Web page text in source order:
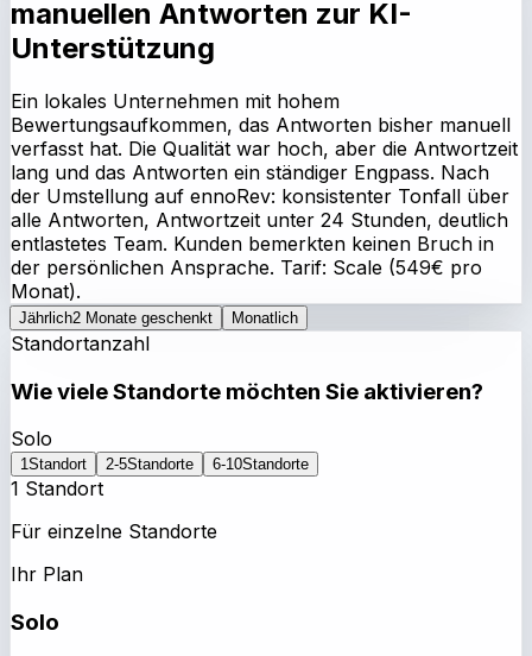
manuellen Antworten zur KI-
Unterstützung
Ein lokales Unternehmen mit hohem
Bewertungsaufkommen, das Antworten bisher manuell
verfasst hat. Die Qualität war hoch, aber die Antwortzeit
lang und das Antworten ein ständiger Engpass. Nach
der Umstellung auf ennoRev: konsistenter Tonfall über
alle Antworten, Antwortzeit unter 24 Stunden, deutlich
entlastetes Team. Kunden bemerkten keinen Bruch in
der persönlichen Ansprache. Tarif: Scale (549€ pro
Monat).
Jährlich2 Monate geschenkt Monatlich
Standortanzahl
Wie viele Standorte möchten Sie aktivieren?
Solo
1Standort 2-5Standorte 6-10Standorte
1 Standort
Für einzelne Standorte
Ihr Plan
Solo